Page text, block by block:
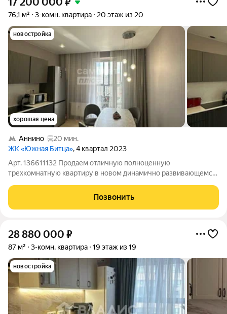
76,1 м² 3-комн. квартира 20 этаж из 20
новостройка
хорошая цена
Аннино
20 мин.
ЖК «Южная Битца», 4 квартал 2023
Арт. 136611132 Продаем отличную полноценную
трехкомнатную квартиру в новом динамично развивающемся
выполнен косметический ремонт. Окна квартиры выходят на 2
стороны света, откуда открывается
Позвонить
28 880 000 ₽
87 м² 3-комн. квартира 19 этаж из 19
новостройка